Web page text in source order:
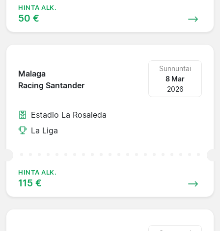
HINTA ALK.
50 €
Malaga
Racing Santander
Sunnuntai
8 Mar
2026
Estadio La Rosaleda
La Liga
HINTA ALK.
115 €